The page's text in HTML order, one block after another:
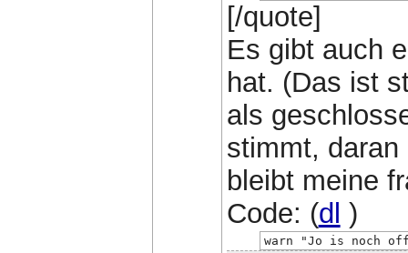
[/quote]
Es gibt auch
hat. (Das ist
als
stimmt,
bleibt meine
Code: (dl )
warn "Jo is noch